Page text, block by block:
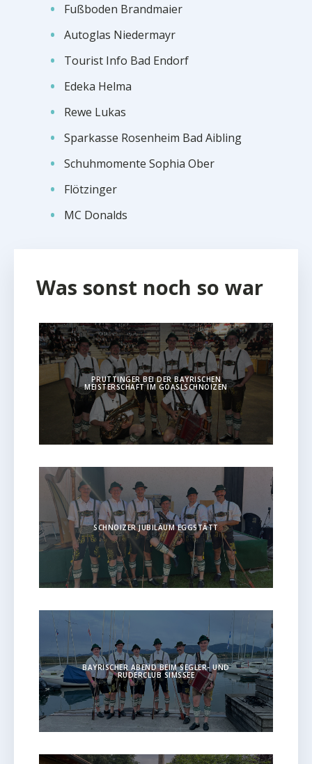
Fußboden Brandmaier
Autoglas Niedermayr
Tourist Info Bad Endorf
Edeka Helma
Rewe Lukas
Sparkasse Rosenheim Bad Aibling
Schuhmomente Sophia Ober
Flötzinger
MC Donalds
Was sonst noch so war
PRUTTINGER BEI DER BAYRISCHEN
MEISTERSCHAFT IM GOASLSCHNOIZEN
SCHNOIZER JUBILÄUM EGGSTÄTT
BAYRISCHER ABEND BEIM SEGLER- UND
RUDERCLUB SIMSSEE